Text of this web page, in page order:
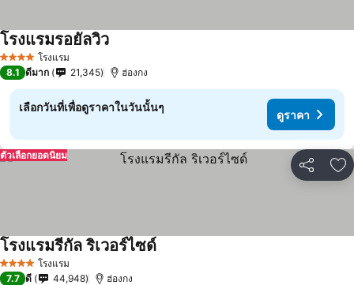
4 ดาว โรงแรม
โรงแรมรอยัลวิว
8.1 ดีมาก 21,345 ฮ่องกง
เลือกวันที่เพื่อดูราคาในวันนั้นๆ
ดูราคา
แชร์ เ
ตัวเลือกยอดนิยม
4 ดาว โรงแรม
โรงแรมรีกัล ริเวอร์ไซด์
7.7 ดี 44,948 ฮ่องกง